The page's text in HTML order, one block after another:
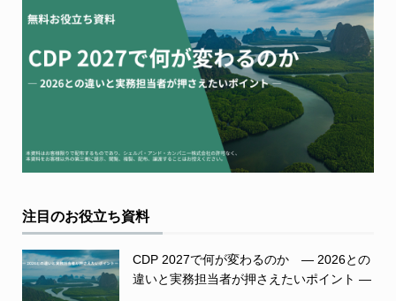
注目のお役立ち資料
CDP 2027で何が変わるのか ― 2026との
違いと実務担当者が押さえたいポイント ―